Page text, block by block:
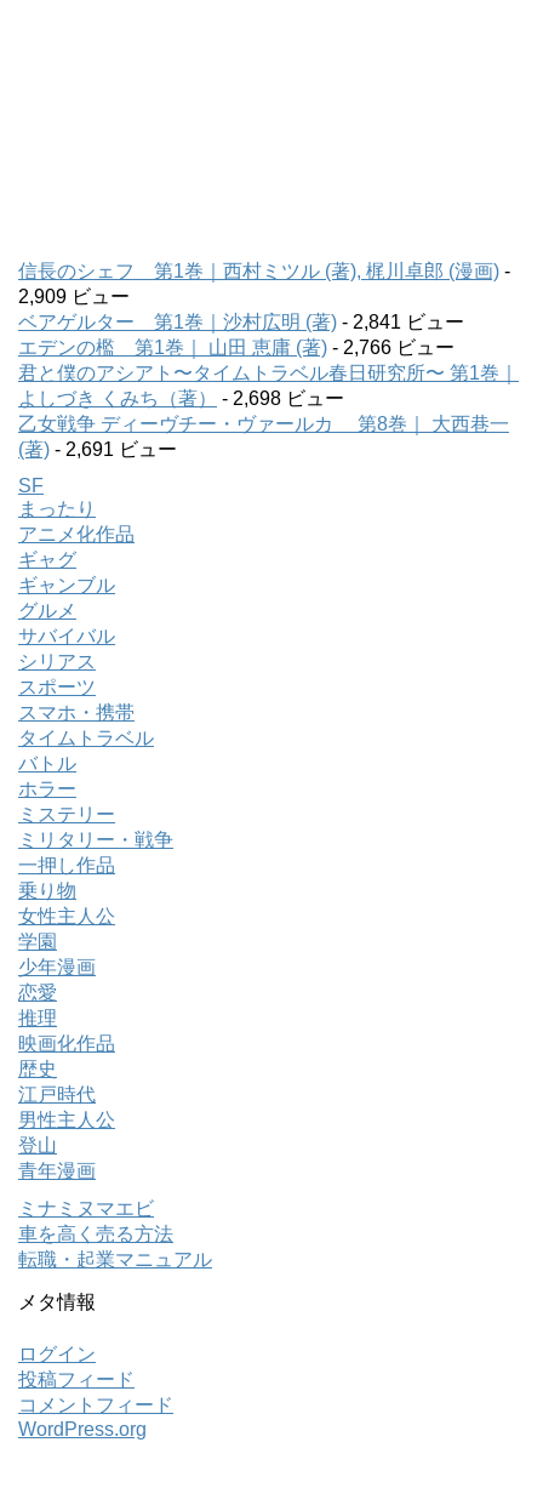
信長のシェフ 第1巻｜西村ミツル (著), 梶川卓郎 (漫画) -
2,909 ビュー
ベアゲルター 第1巻｜沙村広明 (著) - 2,841 ビュー
エデンの檻 第1巻｜ 山田 恵庸 (著) - 2,766 ビュー
君と僕のアシアト〜タイムトラベル春日研究所〜 第1巻｜
よしづき くみち（著）
- 2,698 ビュー
乙女戦争 ディーヴチー・ヴァールカ 第8巻｜ 大西巷一
(著) - 2,691 ビュー
SF
まったり
アニメ化作品
ギャグ
ギャンブル
グルメ
サバイバル
シリアス
スポーツ
スマホ・携帯
タイムトラベル
バトル
ホラー
ミステリー
ミリタリー・戦争
一押し作品
乗り物
女性主人公
学園
少年漫画
恋愛
推理
映画化作品
歴史
江戸時代
男性主人公
登山
青年漫画
ミナミヌマエビ
車を高く売る方法
転職・起業マニュアル
メタ情報
ログイン
投稿フィード
コメントフィード
WordPress.org